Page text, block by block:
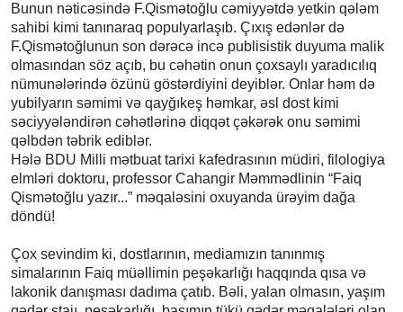
Bunun nəticəsində F.Qismətoğlu cəmiyyətdə yetkin qələm
sahibi kimi tanınaraq populyarlaşıb. Çıxış edənlər də
F.Qismətoğlunun son dərəcə incə publisistik duyuma malik
olmasından söz açıb, bu cəhətin onun çoxsaylı yaradıcılıq
nümunələrində özünü göstərdiyini deyiblər. Onlar həm də
yubilyarın səmimi və qayğıkeş həmkar, əsl dost kimi
səciyyələndirən cəhətlərinə diqqət çəkərək onu səmimi
qəlbdən təbrik ediblər.
Hələ BDU Milli mətbuat tarixi kafedrasının müdiri, filologiya
elmləri doktoru, professor Cahangir Məmmədlinin “Faiq
Qismətoğlu yazır...” məqaləsini oxuyanda ürəyim dağa
döndü!
Çox sevindim ki, dostlarının, mediamızın tanınmış
simalarının Faiq müəllimin peşəkarlığı haqqında qısa və
lakonik danışması dadıma çatıb. Bəli, yalan olmasın, yaşım